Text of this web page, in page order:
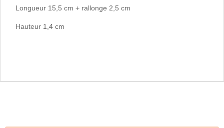
Longueur 15,5 cm + rallonge 2,5 cm
Hauteur 1,4 cm